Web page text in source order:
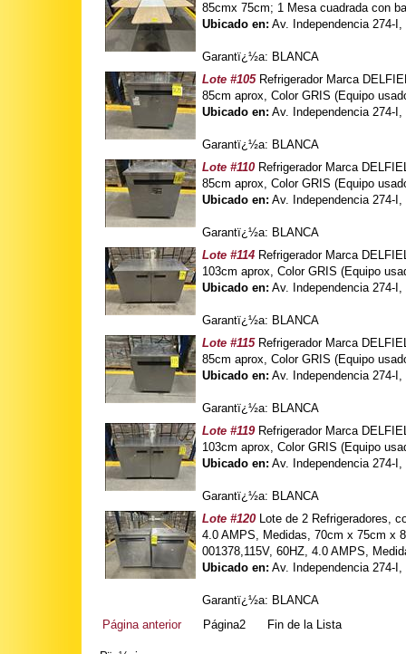
85cmx 75cm; 1 Mesa cuadrada con
Ubicado en: Av. Independencia 274-
Garantï¿½a: BLANCA
Lote #105Refrigerador Marca
85cm aprox, Color GRIS (Equipo
Ubicado en: Av. Independencia 274-
Garantï¿½a: BLANCA
Lote #110 Refrigerador Marca
85cm aprox, Color GRIS (Equipo
Ubicado en: Av. Independencia 274-
Garantï¿½a: BLANCA
Lote #114 Refrigerador Marca
103cm aprox, Color GRIS (Equipo
Ubicado en: Av. Independencia 274-
Garantï¿½a: BLANCA
Lote #115Refrigerador Marca
85cm aprox, Color GRIS (Equipo
Ubicado en: Av. Independencia 274-
Garantï¿½a: BLANCA
Lote #119Refrigerador Marca
103cm aprox, Color GRIS (Equipo
Ubicado en: Av. Independencia 274-
Garantï¿½a: BLANCA
Lote #120 Lote de 2 Refrigeradores,
4.0 AMPS, Medidas, 70cm x 75cm x
001378,115V, 60HZ, 4.0 AMPS,
Ubicado en: Av. Independencia 274-
Garantï¿½a: BLANCA
Página anteriorPágina2 Fin de la Lista